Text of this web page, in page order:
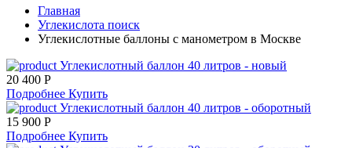
Главная
Углекислота поиск
Углекислотные баллоны с манометром в Москве
Углекислотный баллон 40 литров - новый
20 400 Р
Подробнее Купить
Углекислотный баллон 40 литров - оборотный
15 900 Р
Подробнее Купить